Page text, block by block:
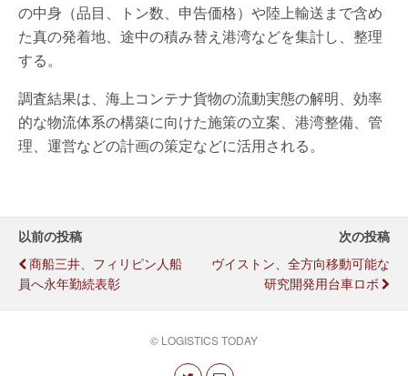
の中身（品目、トン数、申告価格）や陸上輸送まで含め
た真の発着地、途中の積み替え港湾などを集計し、整理
する。
調査結果は、海上コンテナ貨物の流動実態の解明、効率
的な物流体系の構築に向けた施策の立案、港湾整備、管
理、運営などの計画の策定などに活用される。
以前の投稿
商船三井、フィリピン人船
員へ永年勤続表彰
次の投稿
ヴイストン、全方向移動可能な
研究開発用台車ロボ
© LOGISTICS TODAY